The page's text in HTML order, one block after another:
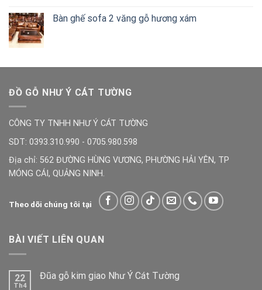
Bàn ghế sofa 2 văng gỗ hương xám
ĐỒ GỖ NHƯ Ý CÁT TƯỜNG
CÔNG TY TNHH NHƯ Ý CÁT TƯỜNG
SDT: 0393.310.990 - 0705.980.598
Địa chỉ: 562 ĐƯỜNG HÙNG VƯƠNG, PHƯỜNG HẢI YÊN, TP
MÓNG CÁI, QUẢNG NINH.
Theo dõi chúng tôi tại
BÀI VIẾT LIÊN QUAN
22
Th4
Đũa gỗ kim giao Như Ý Cát Tường